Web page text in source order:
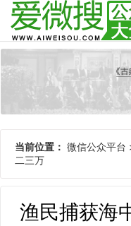
当前位置： 微信公众平台
二三万
渔民捕获海